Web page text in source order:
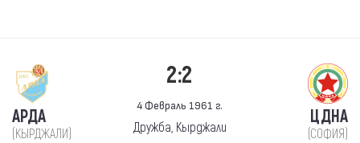
АРДА
(КЫРДЖАЛИ)
2:2
4 Февраль 1961 г.
Дружба, Кырджали ЦДНА
(СОФИЯ)